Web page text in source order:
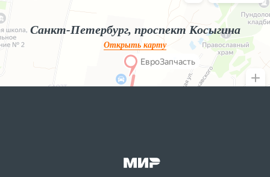
Санкт-Петербург, проспект Косыгина
Открыть карту